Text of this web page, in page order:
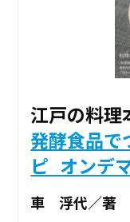
江戸の料理
発酵食品で
ピ_オンデ
車 浮代／著